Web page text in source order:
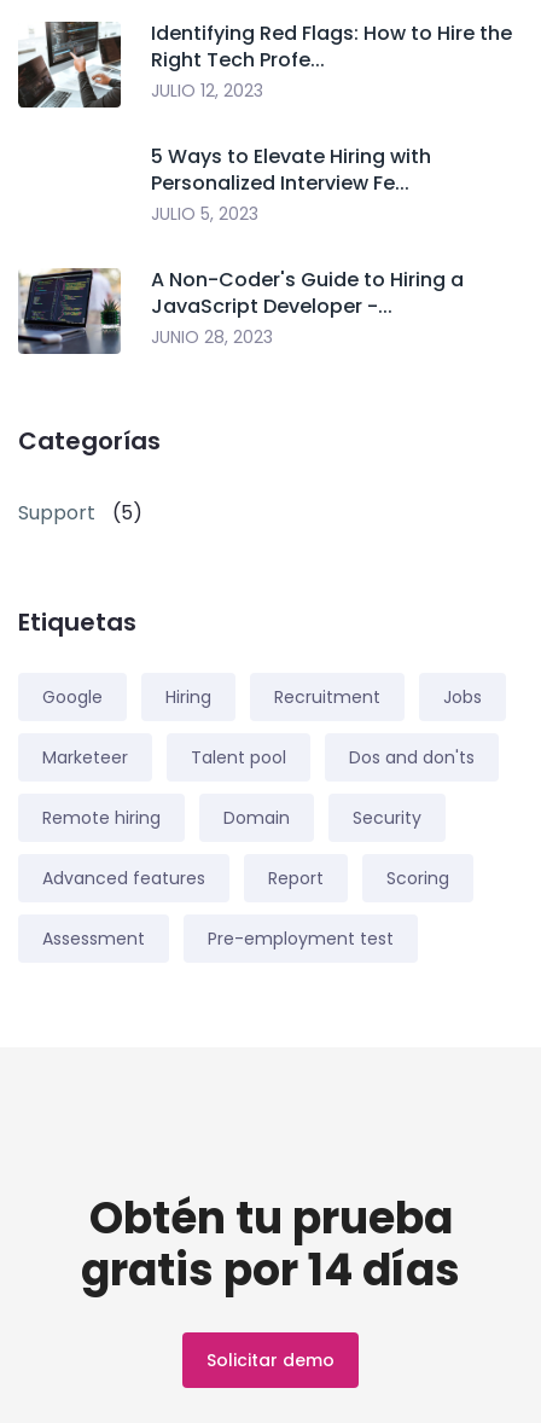
Identifying Red Flags: How to Hire the
Right Tech Profe...
JULIO 12, 2023
5 Ways to Elevate Hiring with
Personalized Interview Fe...
JULIO 5, 2023
A Non-Coder's Guide to Hiring a
JavaScript Developer -...
JUNIO 28, 2023
Categorías
Support (5)
Etiquetas
Google Hiring Recruitment Jobs
Marketeer Talent pool Dos and don'ts
Remote hiring Domain Security
Advanced features Report Scoring
Assessment Pre-employment test
Obtén tu prueba
gratis por 14 días
Solicitar demo